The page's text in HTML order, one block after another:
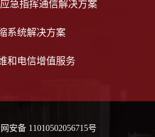
急指挥通信解决方案
系统解决方案
和电信增值服务
安备 11010502056715号